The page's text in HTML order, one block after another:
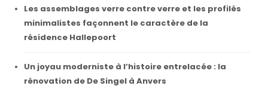
Les assemblages verre contre verre et les profilés
minimalistes façonnent le caractère de la
résidence Hallepoort
Un joyau moderniste à l’histoire entrelacée : la
rénovation de De Singel à Anvers